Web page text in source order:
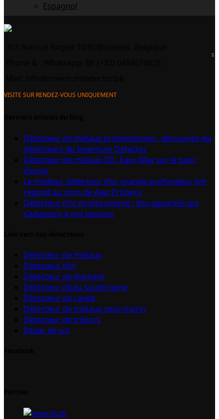
Espagnol
VISITE SUR RENDEZ-VOUS UNIQUEMENT
Détecteur de métaux professionnel : découvrez les
détecteurs de Inventum Detector
Détecteur de métaux 3D : Easy Way sur le banc
d’essai
Le meilleur détecteur d’or grande profondeur 5m
répond au nom de Ajax Primero
Détecteur d’or professionnel : des appareils qui
s’adaptent à vos besoins
Détecteur de métaux
Détecteur d’or
Détecteur de diamant
Détecteur d’eau souterraine
Détecteur de cavité
Détecteur de métaux sous-marin
Détecteur de trésors
Radar de sol